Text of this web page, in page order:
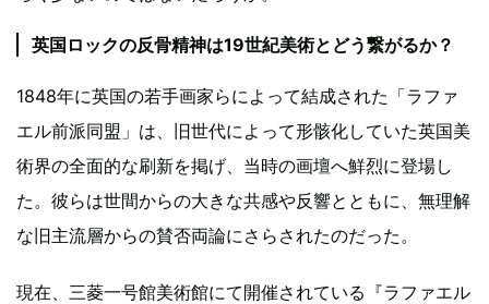
英国ロックの反骨精神は19世紀美術とどう繋がるか？
1848年に英国の若手画家らによって結成された「ラファ
エル前派同盟」は、旧世代によって形骸化していた英国美
術界の全面的な刷新を掲げ、当時の画壇へ鮮烈に登場し
た。彼らは世間からの大きな共感や反響とともに、無理解
な旧主流層からの賛否両論にさらされたのだった。
現在、三菱一号館美術館にて開催されている『ラファエル